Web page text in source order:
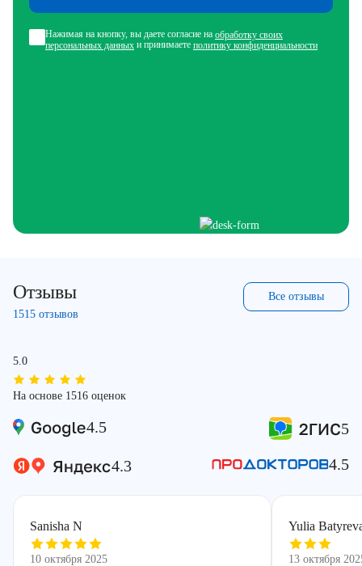
Нажимая на кнопку, вы даете согласие на обработку своих
персональных данных и принимаете политику конфиденциальности
Отзывы
1515 отзывов
Все отзывы
5.0
На основе 1516 оценок
4.5 5
4.3 4.5
Sanisha N
10 октября 2025
Yulia
13 октября